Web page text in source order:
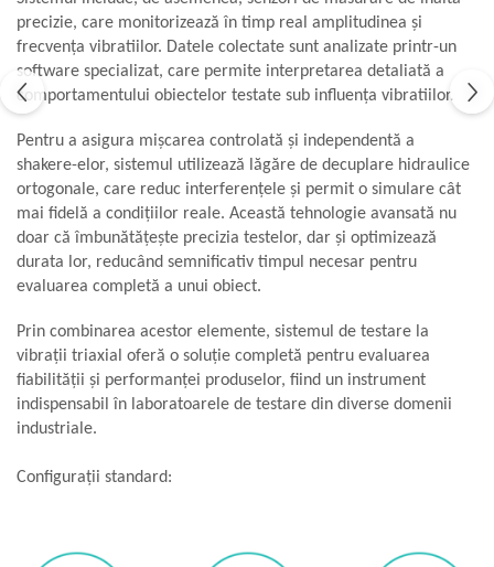
precizie, care monitorizează în timp real amplitudinea și
frecvența vibratiilor. Datele colectate sunt analizate printr-un
software specializat, care permite interpretarea detaliată a
comportamentului obiectelor testate sub influența vibratiilor.
Pentru a asigura mișcarea controlată și independentă a
shakere-elor, sistemul utilizează lăgăre de decuplare hidraulice
ortogonale, care reduc interferențele și permit o simulare cât
mai fidelă a condițiilor reale. Această tehnologie avansată nu
doar că îmbunătățește precizia testelor, dar și optimizează
durata lor, reducând semnificativ timpul necesar pentru
evaluarea completă a unui obiect.
Prin combinarea acestor elemente, sistemul de testare la
vibrații triaxial oferă o soluție completă pentru evaluarea
fiabilității și performanței produselor, fiind un instrument
indispensabil în laboratoarele de testare din diverse domenii
industriale.
Configurații standard: